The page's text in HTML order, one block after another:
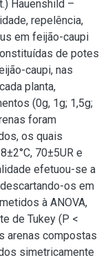
Hauenshild –
repelência,
em feijão-caupi
de potes
caupi, nas
planta,
(0g, 1g; 1,5g;
foram
os quais
70±5UR e
efetuou-se a
os em
à ANOVA,
de Tukey (P <
arenas compostas
simetricamente